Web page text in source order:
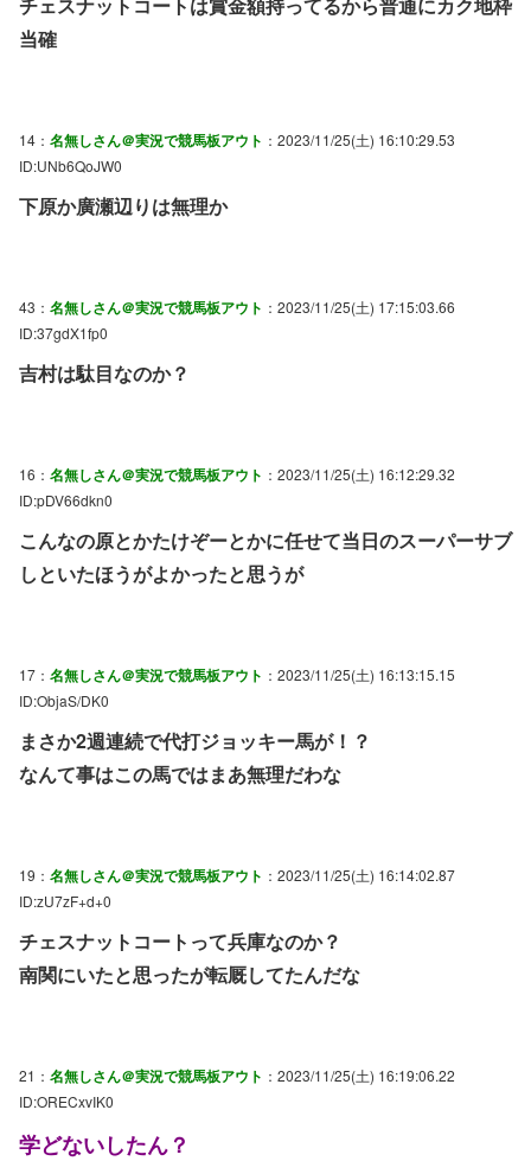
当確
14： 名無しさん＠実況で競馬板アウト ：2023/11/25(土) 16:10:29.53
ID:UNb6QoJW0
下原か廣瀬辺りは無理か
43： 名無しさん＠実況で競馬板アウト ：2023/11/25(土) 17:15:03.66
ID:37gdX1fp0
吉村は駄目なのか？
16： 名無しさん＠実況で競馬板アウト ：2023/11/25(土) 16:12:29.32
ID:pDV66dkn0
こんなの原とかたけぞーとかに任せて当日のスーパーサブ
しといたほうがよかったと思うが
17： 名無しさん＠実況で競馬板アウト ：2023/11/25(土) 16:13:15.15
ID:ObjaS/DK0
まさか2週連続で代打ジョッキー馬が！？
なんて事はこの馬ではまあ無理だわな
19： 名無しさん＠実況で競馬板アウト ：2023/11/25(土) 16:14:02.87
ID:zU7zF+d+0
チェスナットコートって兵庫なのか？
南関にいたと思ったが転厩してたんだな
21： 名無しさん＠実況で競馬板アウト ：2023/11/25(土) 16:19:06.22
ID:ORECxvIK0
学どないしたん？